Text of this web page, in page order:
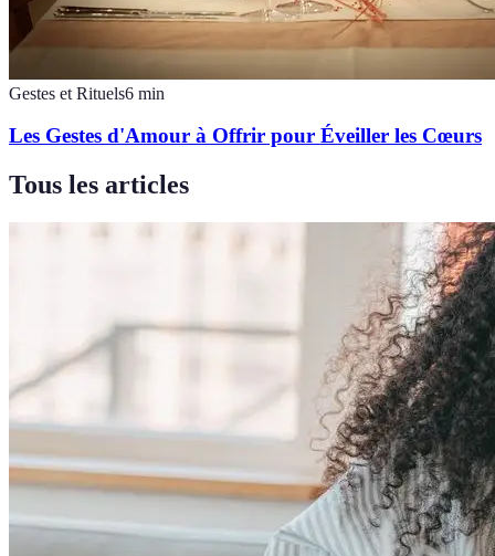
Gestes et Rituels6 min
Les Gestes d'Amour à Offrir pour Éveiller les Cœurs
Tous les articles